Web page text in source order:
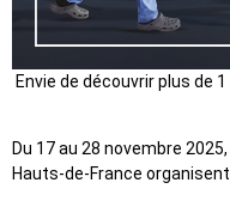
Envie de découvrir plus de
Du 17 au 28 novembre
Hauts-de-France organisent